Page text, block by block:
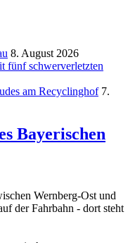
8. August 2026
fünf schwerverletzten
am Recyclinghof 7.
Bayerischen
Wernberg-Ost und
der Fahrbahn - dort steht